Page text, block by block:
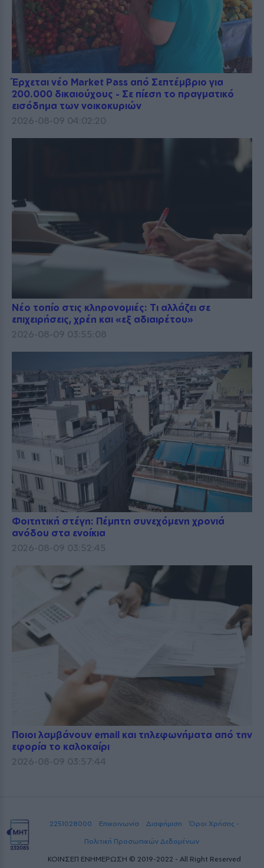
Έρχεται νέο Market Pass από Σεπτέμβριο για
200.000 δικαιούχους - Σε πίεση το πραγματικό
εισόδημα των νοικοκυριών
2026-08-09 04:02:20
Νέο τοπίο στις κληρονομιές: Τι αλλάζει σε
επιχειρήσεις, χρέη και «εξ αδιαιρέτου»
2026-08-09 03:55:08
Φοιτητική στέγη: Πέμπτη συνεχόμενη χρονιά
ανόδου στα ενοίκια
2026-08-09 03:52:45
Ποιοι λαμβάνουν email και τηλεφωνήματα από την
εφορία το καλοκαίρι
2026-08-09 03:57:44
2251028000 Επικοινωνία Διαφήμιση
Όροι Χρήσης -
Πολιτική Προσωπικών Δεδομένων
ΚΟΙΝΣΕΠ ΕΝΗΜΕΡΩΣΗ © 2019-2022 - All Right Reserved